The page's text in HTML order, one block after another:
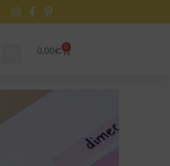
0,00€ 0